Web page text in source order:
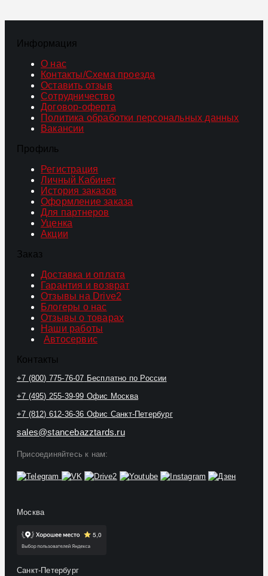
Информация
О нас
Контакты/Схема проезда
Оставить отзыв
Сотрудничество
Договор-оферта
Политика обработки персональных данных
Вакансии
Профиль
Регистрация
Личный Кабинет
История заказов
Оформление заказа
Для партнеров
Уценка
Акции
Заказ
Доставка и оплата
Гарантия и возврат
Отзывы на Drive2
Блогеры о нас
Отзывы о товарах
Наши работы
Автосервис
Контакты
+7 (800) 775-76-07 Бесплатно по России
+7 (495) 255-39-99 Офис Москва
+7 (812) 612-36-36 Офис Санкт-Петербург
sales@stancebazztards.ru
Присоединяйтесь к нам:
Москва
Санкт-Петербург